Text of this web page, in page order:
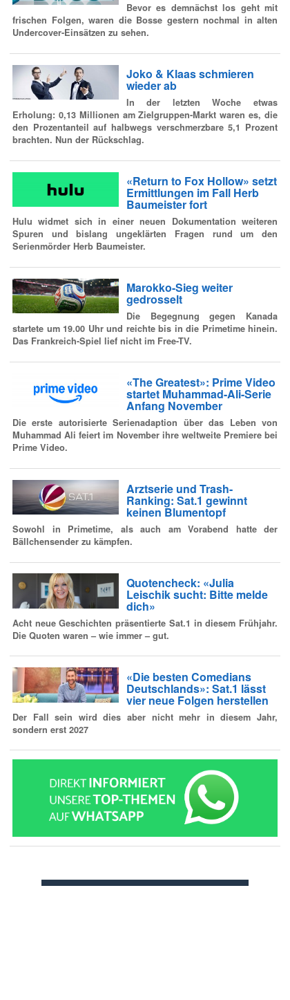
Bevor es demnächst los geht mit
frischen Folgen, waren die Bosse gestern nochmal in alten
Undercover-Einsätzen zu sehen.
Joko & Klaas schmieren
wieder ab
In der letzten Woche etwas
Erholung: 0,13 Millionen am Zielgruppen-Markt waren es, die
den Prozentanteil auf halbwegs verschmerzbare 5,1 Prozent
brachten. Nun der Rückschlag.
«Return to Fox Hollow» setzt
Ermittlungen im Fall Herb
Baumeister fort
Hulu widmet sich in einer neuen Dokumentation weiteren
Spuren und bislang ungeklärten Fragen rund um den
Serienmörder Herb Baumeister.
Marokko-Sieg weiter
gedrosselt
Die Begegnung gegen Kanada
startete um 19.00 Uhr und reichte bis in die Primetime hinein.
Das Frankreich-Spiel lief nicht im Free-TV.
«The Greatest»: Prime Video
startet Muhammad-Ali-Serie
Anfang November
Die erste autorisierte Serienadaption über das Leben von
Muhammad Ali feiert im November ihre weltweite Premiere bei
Prime Video.
Arztserie und Trash-
Ranking: Sat.1 gewinnt
keinen Blumentopf
Sowohl in Primetime, als auch am Vorabend hatte der
Bällchensender zu kämpfen.
Quotencheck: «Julia
Leischik sucht: Bitte melde
dich»
Acht neue Geschichten präsentierte Sat.1 in diesem Frühjahr.
Die Quoten waren – wie immer – gut.
«Die besten Comedians
Deutschlands»: Sat.1 lässt
vier neue Folgen herstellen
Der Fall sein wird dies aber nicht mehr in diesem Jahr,
sondern erst 2027